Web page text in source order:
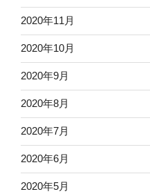
2020年11月
2020年10月
2020年9月
2020年8月
2020年7月
2020年6月
2020年5月